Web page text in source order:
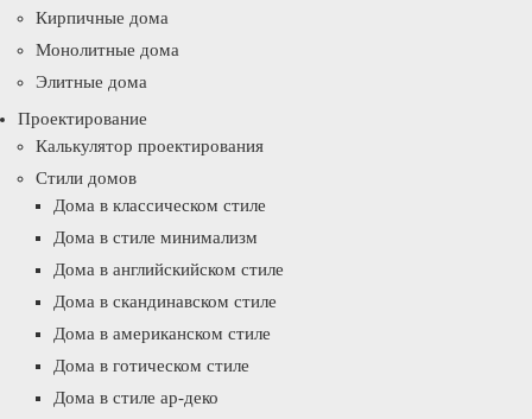
Кирпичные дома
Монолитные дома
Элитные дома
Проектирование
Калькулятор проектирования
Стили домов
Дома в классическом стиле
Дома в стиле минимализм
Дома в английскийском стиле
Дома в скандинавском стиле
Дома в американском стиле
Дома в готическом стиле
Дома в стиле ар-деко